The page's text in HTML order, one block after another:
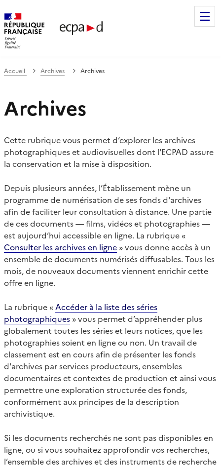
de communication et de production
Accueil Archives Archives
Archives
Cette rubrique vous permet d’explorer les archives
photographiques et audiovisuelles dont l'ECPAD assure
la conservation et la mise à disposition.
Depuis plusieurs années, l’Établissement mène un
programme de numérisation de ses fonds d'archives
afin de faciliter leur consultation à distance. Une partie
de ces documents — films, vidéos et photographies —
est aujourd’hui accessible en ligne. La rubrique «
Consulter les archives en ligne » vous donne accès à un
ensemble de documents numérisés diffusables. Tous les
mois, de nouveaux documents viennent enrichir cette
offre en ligne.
La rubrique « Accéder à la liste des séries
photographiques » vous permet d’appréhender plus
globalement toutes les séries et leurs notices, que les
photographies soient en ligne ou non. Un travail de
classement est en cours afin de présenter les fonds
d'archives par services producteurs, ensembles
documentaires et contextes de production et ainsi vous
permettre une exploration structurée des fonds,
conformément aux principes de la description
archivistique.
Si les documents recherchés ne sont pas disponibles en
ligne, ou si vous souhaitez approfondir vos recherches,
l’ensemble des archives et des instruments de recherche